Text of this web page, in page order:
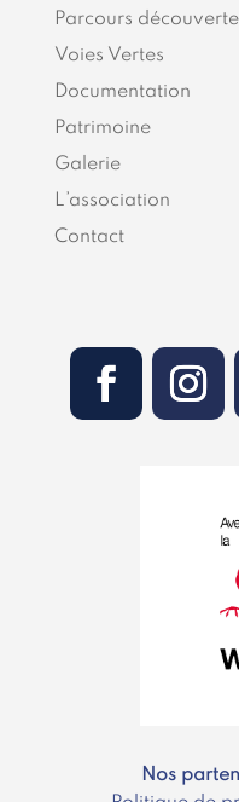
Parcours
Voies Vertes
Documentation
Patrimoine
Galerie
L’association
Contact
Nos